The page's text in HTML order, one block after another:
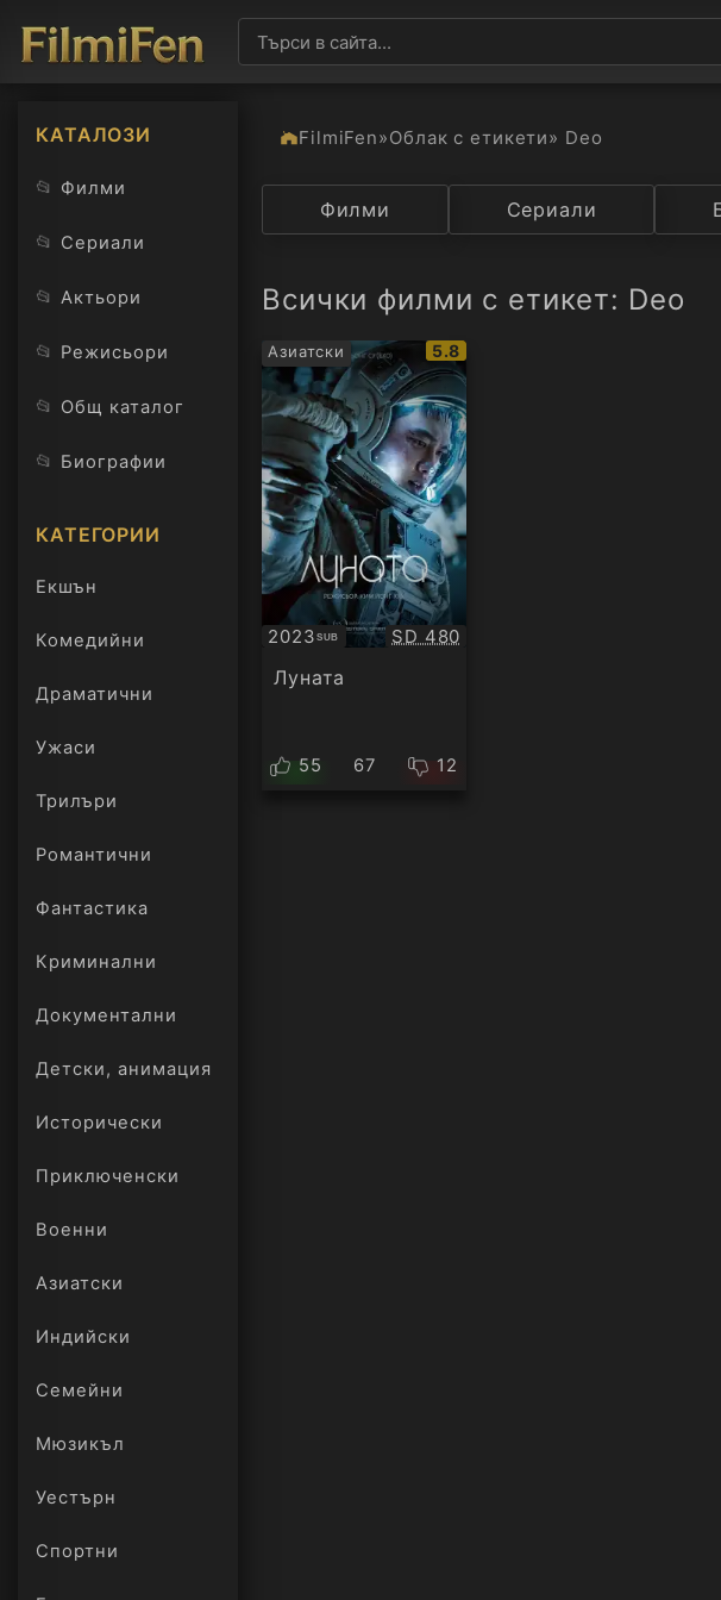
КАТАЛОЗИ
📂 Филми
📂 Сериали
📂 Актьори
📂 Режисьори
📂 Общ каталог
📂 Биографии
КАТЕГОРИИ
Екшън
Комедийни
Драматични
Ужаси
Трилъри
онлайн
Романтични
Фантастика
Криминални
Документални
Детски, анимация
Исторически
Приключенски
Военни
Азиатски
Индийски
Семейни
Мюзикъл
Уестърн
Спортни
FilmiFen»Облак с етикети» Deo
Категория Държава
Филми Сериали
Всички филми с етикет: Deo
Азиатски
IMDb
рейтинг:
5.8
2023SUB
Субтитри Качество:
SD 480
Луната
55 67 12